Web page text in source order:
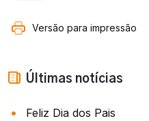
Versão para impressão
Últimas notícias
Feliz Dia dos Pais